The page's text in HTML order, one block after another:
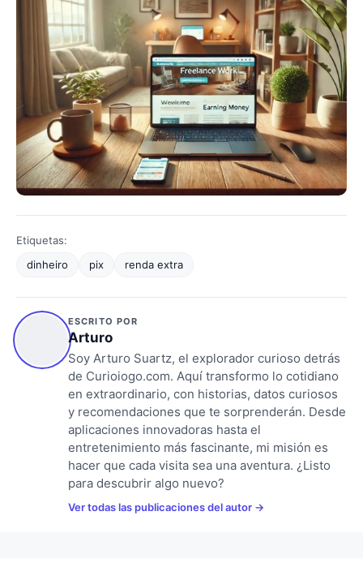
Etiquetas:
dinheiro
pix renda extra
ESCRITO POR
Arturo
Soy Arturo Suartz, el explorador curioso detrás
de Curioiogo.com. Aquí transformo lo cotidiano
en extraordinario, con historias, datos curiosos
y recomendaciones que te sorprenderán. Desde
aplicaciones innovadoras hasta el
entretenimiento más fascinante, mi misión es
hacer que cada visita sea una aventura. ¿Listo
para descubrir algo nuevo?
Ver todas las publicaciones del autor